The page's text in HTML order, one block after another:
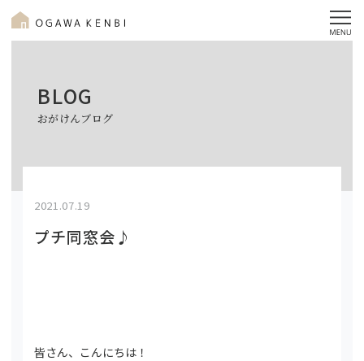
BLOG
おがけんブログ
2021.07.19
プチ同窓会♪
皆さん、こんにちは！